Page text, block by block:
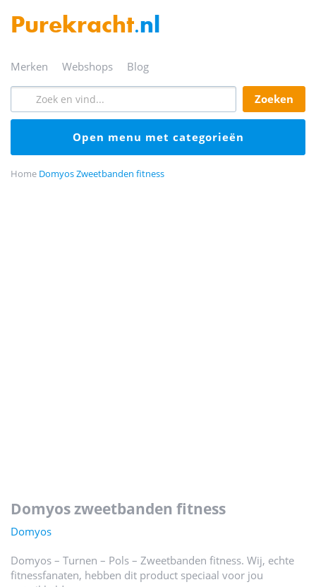
Purekracht.nl
merken webshops blog
zoeken
open menu met categorieën
Home Domyos Zweetbanden fitness
domyos zweetbanden fitness
Domyos
Domyos – Turnen – Pols – Zweetbanden fitness. Wij, echte
fitnessfanaten, hebben dit product speciaal voor jou